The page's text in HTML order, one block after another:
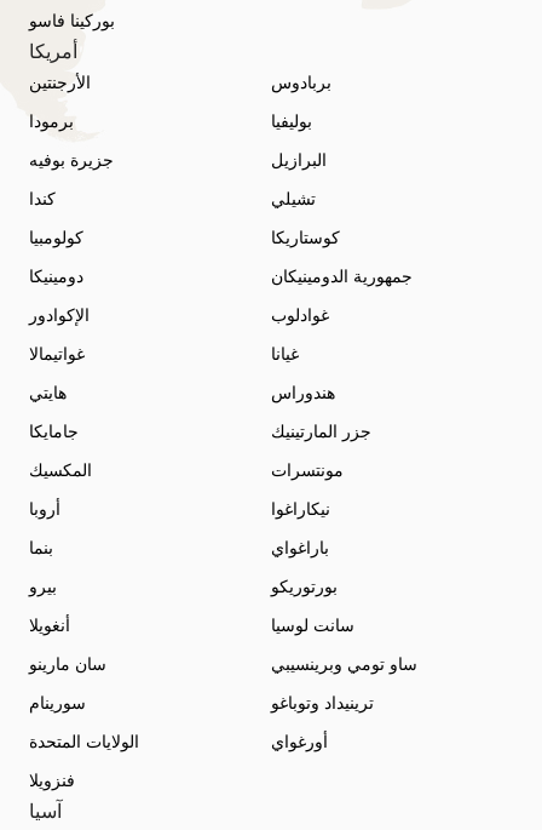
بوركينا فاسو
أمريكا
الأرجنتين
بربادوس
برمودا
بوليفيا
جزيرة بوفيه
البرازيل
كندا
تشيلي
كولومبيا
كوستاريكا
دومينيكا
جمهورية الدومينيكان
الإكوادور
غوادلوب
غواتيمالا
غيانا
هايتي
هندوراس
جامايكا
جزر المارتينيك
المكسيك
مونتسرات
أروبا
نيكاراغوا
بنما
باراغواي
بيرو
بورتوريكو
أنغويلا
سانت لوسيا
سان مارينو
ساو تومي وبرينسيبي
سورينام
ترينيداد وتوباغو
الولايات المتحدة
أورغواي
فنزويلا
آسيا